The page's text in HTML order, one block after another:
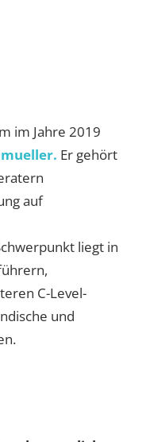
im Jahre 2019
Er gehört
auf
liegt in
C-Level-
und